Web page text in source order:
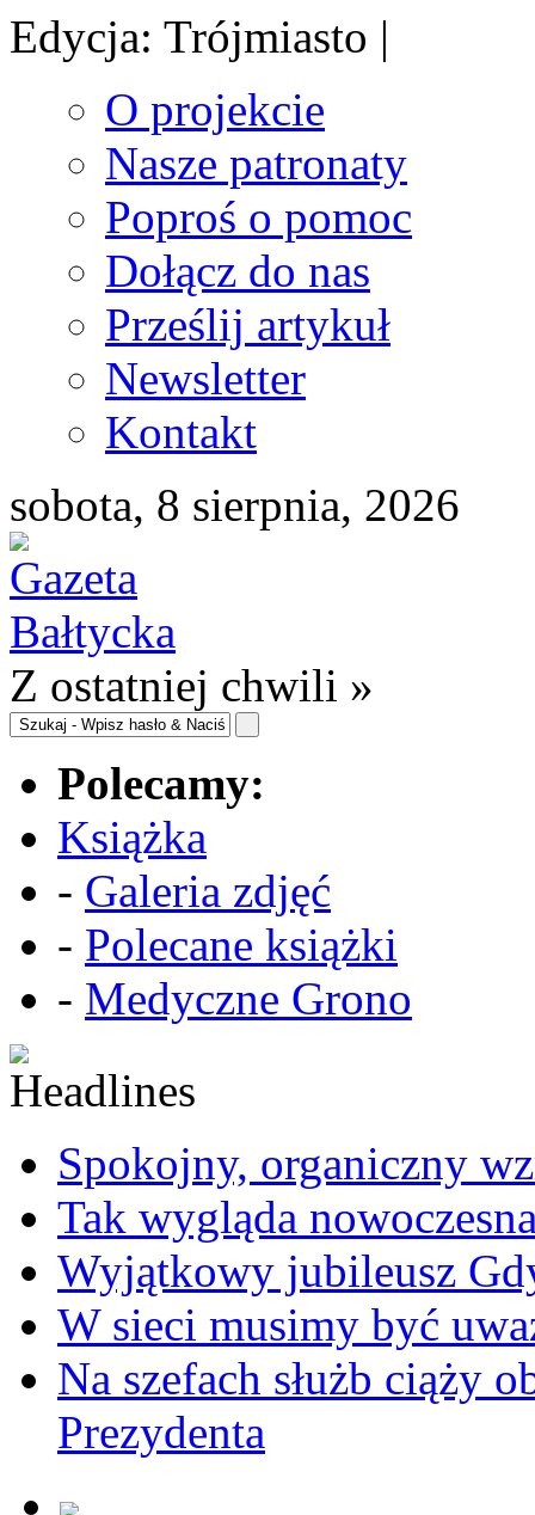
Edycja: Trójmiasto |
O projekcie
Nasze patronaty
Poproś o pomoc
Dołącz do nas
Prześlij artykuł
Newsletter
Kontakt
sobota, 8 sierpnia, 2026
Z ostatniej chwili »
Polecamy:
Książka
- Galeria zdjęć
- Polecane książki
- Medyczne Grono
Spokojny, organiczny
Tak wygląda
Wyjątkowy jubileusz
W sieci musimy być
Na szefach służb ciąży
Prezydenta